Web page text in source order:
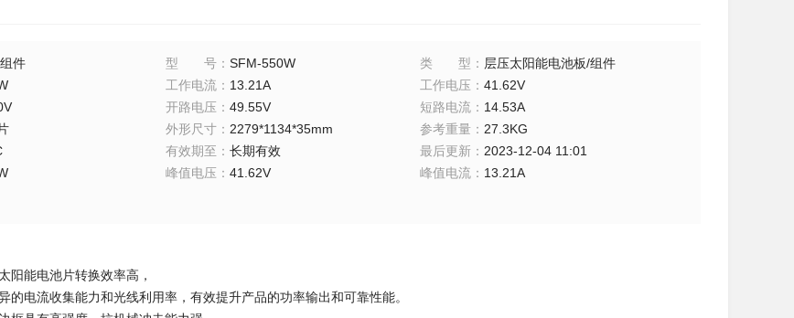
件 型号： SFM-550W 类型 ： 层压太阳能电池板/组件
工作电流： 13.21A 工作电压 ：41.62V
开路电压 ： 49.55V 短路电流 ： 14.53A
外形尺寸： 2279*1134*35mm 参考重量 ： 27.3KG
有效期至 ： 长期有效 最后更新 ： 2023-12-04 11:01
峰值电压 ： 41.62V 峰值电流 ： 13.21A
阳能电池片转换效率高，
的电流收集能力和光线利用率，有效提升产品的功率输出和可靠性能。